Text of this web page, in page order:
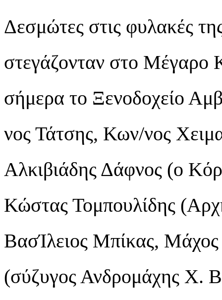
Δεσμώτες στις φυλακές
στεγάζονταν στο Μέγαρο
σήμερα το Ξενοδοχείο
νος Τάτσης, Κων/νος
Αλκιβιάδης Δάφνος (ο
Κώστας Τομπουλίδης
ΒασΊλειος Μπίκας, Μάχος
(σύζυγος Ανδρομάχης Χ.